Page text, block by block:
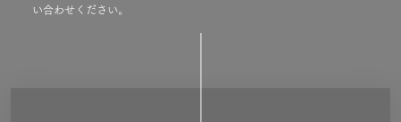
い合わせください。